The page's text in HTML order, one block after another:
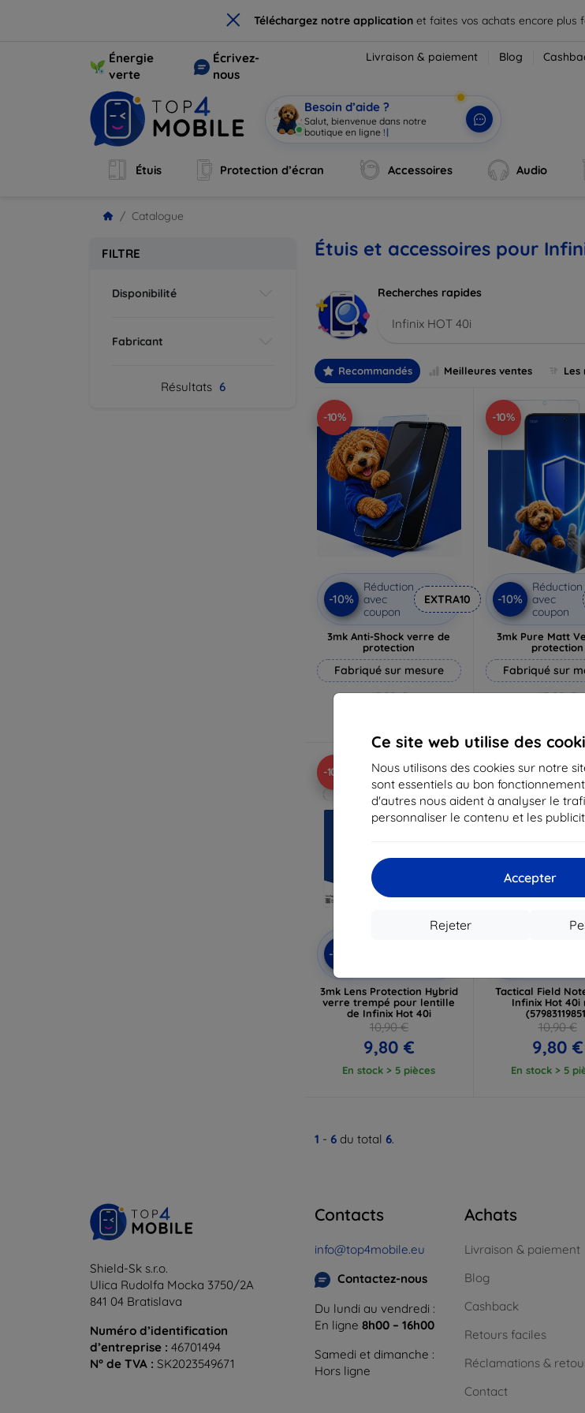
× Téléchargez notre application et faites vos achats encore plus
Ce site web utilise des
Nous utilisons des cookies sur notre
sont essentiels au bon
d'autres nous aident à analyser le
personnaliser le contenu et les
Accepter
Rejeter
Énergie
verte
Écrivez-
nous
Livraison & paiement Blog
Besoin d’aide ?
Salut, bienvenue dans notre
boutique en ligne ! |
Étuis Protection d’écran Accessoires Audio
Catalogue
FILTRE
Disponibilité
Fabricant
Résultats 6
Étuis et accessoires pour
Recherches rapides
Infinix HOT 40i
Recommandés Meilleures ventes Les
-10%
-10%
Réduction
avec
coupon
EXTRA10
3mk Anti-Shock verre de
protection
Fabriqué sur mesure
17,90 €
En stock > 5 pièces
-10%
-10%
Réduction
avec
coupon
3mk Pure Matt
protection
Fabriqué sur
13,90 €
En stock > 5
-10%
-10%
3mk Lens Protection Hybrid
verre trempé pour lentille
de Infinix Hot 40i
10,90 €
9,80 €
En stock > 5 pièces
-10%
Tactical Field
Infinix Hot 40i
10,90 €
9,80 €
En stock > 5
1 - 6 du total 6.
Shield-Sk s.r.o.
Ulica Rudolfa Mocka 3750/2A
841 04 Bratislava
Numéro d’identification
d’entreprise : 46701494
N° de TVA : SK2023549671
Contacts
info@top4mobile.eu
Contactez-nous
Du lundi au vendredi :
En ligne 8h00 – 16h00
Samedi et dimanche :
Hors ligne
Achats
Livraison & paiement
Blog
Cashback
Retours faciles
Réclamations &
Contact